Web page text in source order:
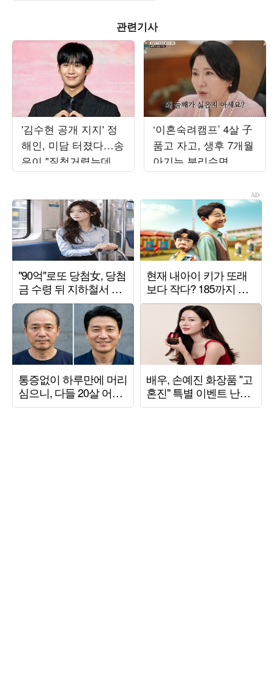
관련기사
'김수현 공개 지지' 정
해인, 미담 터졌다…송
은이 "질척거렸는데 명
절마다 인사" ('옥문아')
‘이혼숙려캠프’ 4살 子
품고 자고, 생후 7개월
아기는 분리수면...이
호선 “둘째 싫은 이유